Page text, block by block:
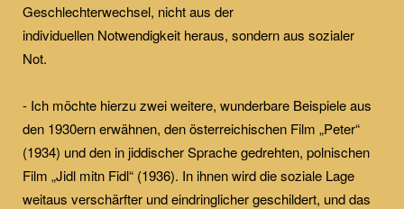
Geschlechterwechsel, nicht aus der
individuellen Notwendigkeit heraus, sondern aus sozialer
Not.
- Ich möchte hierzu zwei weitere, wunderbare Beispiele aus
den 1930ern erwähnen, den österreichischen Film „Peter“
(1934) und den in jiddischer Sprache gedrehten, polnischen
Film „Jidl mitn Fidl“ (1936). In ihnen wird die soziale Lage
weitaus verschärfter und eindringlicher geschildert, und das